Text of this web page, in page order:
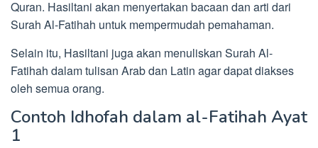
Quran. Hasiltani akan menyertakan bacaan dan arti dari
Surah Al-Fatihah untuk mempermudah pemahaman.
Selain itu, Hasiltani juga akan menuliskan Surah Al-
Fatihah dalam tulisan Arab dan Latin agar dapat diakses
oleh semua orang.
Contoh Idhofah dalam al-Fatihah Ayat
1